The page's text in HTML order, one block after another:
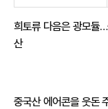
희토류 다음은 광모듈
산
중국산 에어콘을 웃돈